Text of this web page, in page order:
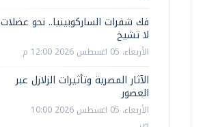
فك شفرات الساركوبينيا.. نحو عضلات
لا تشيخ
الأربعاء، 05 اغسطس 2026 12:00 م
الآثار المصرية وتأثيرات الزلازل عبر
العصور
الأربعاء، 05 اغسطس 2026 10:00